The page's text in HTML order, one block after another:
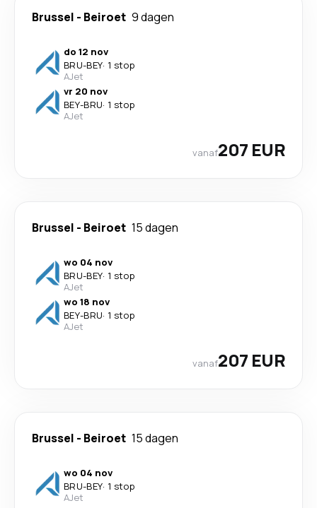
Brussel - Beiroet 9 dagen
do 12 nov
BRU-BEY· 1 stop
AJet
vr 20 nov
BEY-BRU· 1 stop
AJet
vanaf207 EUR
Brussel - Beiroet 15 dagen
wo 04 nov
BRU-BEY· 1 stop
AJet
wo 18 nov
BEY-BRU· 1 stop
AJet
vanaf207 EUR
Brussel - Beiroet 15 dagen
wo 04 nov
BRU-BEY· 1 stop
AJet